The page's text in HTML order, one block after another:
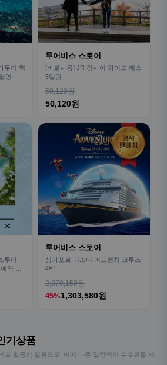
무이 핵
영
투어비스 스토어
[바로사용] JR 간사이 와이드 패스
5일권
50,120원
50,120원
투어
약 식
투어비스 스토어
싱가포르 디즈니 어드벤처 크루즈
4박
2,370,150원
45%1,303,580원
기상품
트 활동의 일환으로, 이에 따른 일정액의 수수료를 제